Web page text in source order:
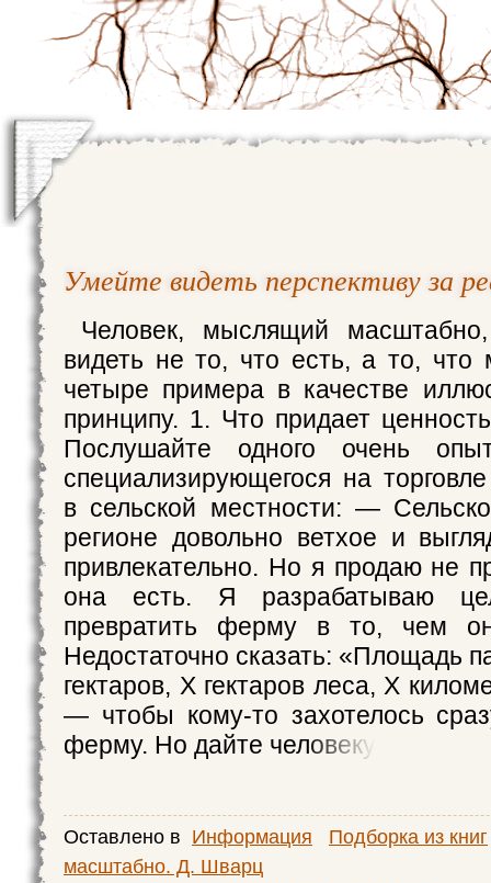
Умейте видеть перспективу за
Человек, мыслящий
видеть не то, что есть, а то, что
четыре примера в качестве
принципу. 1. Что придает
Послушайте одного очень
специализирующегося на
в сельской местности: —
регионе довольно ветхое и
привлекательно. Но я продаю не
она есть. Я разрабатываю
превратить ферму в то, чем
Недостаточно сказать: «Площадь
гектаров, X гектаров леса, X
— чтобы кому-то захотелось
ферму. Но дайте человеку
Оставлено в Информация
Подборка из книг
масштабно. Д. Шварц